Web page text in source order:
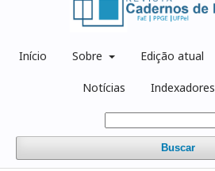
Início Sobre Edição atual
Notícias Indexadores
Buscar